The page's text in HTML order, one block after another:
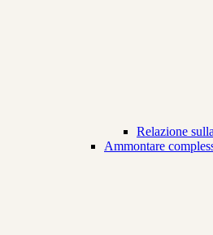
Relazione
Ammontare